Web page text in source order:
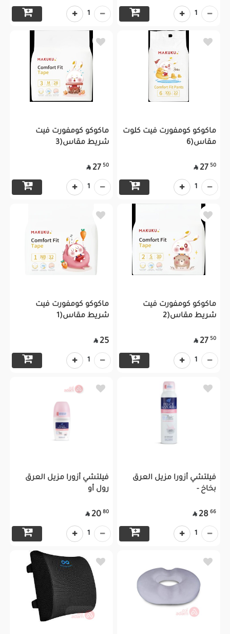
1
1
ماكوكو كومفورت فيت كلوت
مقاس(6
50
27

1
ماكوكو كومفورت فيت
شريط مقاس(3
50
27

1
ماكوكو كومفورت فيت
شريط مقاس(2
50
27

1
ماكوكو كومفورت فيت
شريط مقاس(1
25

1
فيلتشي أزورا مزيل العرق
بخاخ -
66
28

1
فيلتشي أزورا مزيل العرق
رول أو
80
20

1